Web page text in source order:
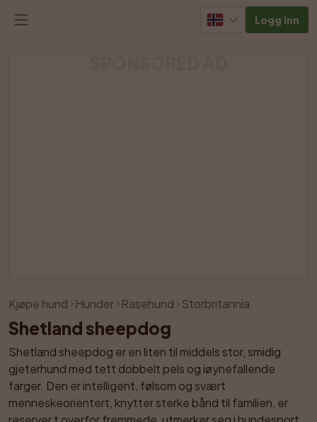
Logg inn
Lik Del
Kjøpe hund Hunder Rasehund Storbritannia
Shetland sheepdog
Shetland sheepdog er en liten til middels stor, smidig
gjeterhund med tett dobbelt pels og iøynefallende
farger. Den er intelligent, følsom og svært
menneskeorientert, knytter sterke bånd til familien, er